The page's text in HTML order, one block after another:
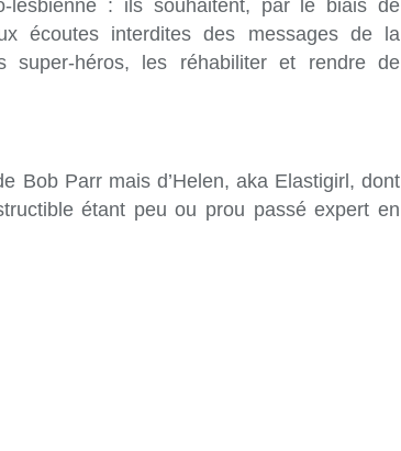
: ils souhaitent, par le biais de
écoutes interdites des messages de la
super-héros, les réhabiliter et rendre de
Bob Parr mais d’Helen, aka Elastigirl, dont
étant peu ou prou passé expert en